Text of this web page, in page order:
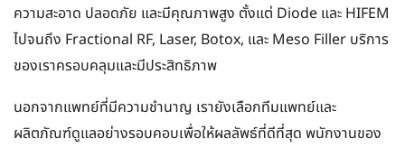
ความสะอาด ปลอดภัย และมีคุณภาพสูง ตั้งแต่ Diode และ HIFEM
ไปจนถึง Fractional RF, Laser, Botox, และ Meso Filler บริการ
ของเราครอบคลุมและมีประสิทธิภาพ
นอกจากแพทย์ที่มีความชำนาญ เรายังเลือกทีมแพทย์และ
ผลิตภัณฑ์ดูแลอย่างรอบคอบเพื่อให้ผลลัพธ์ที่ดีที่สุด พนักงานของ